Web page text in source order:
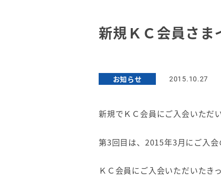
新規ＫＣ会員さ
お知らせ 2015.10.27
新規でＫＣ会員にご入会いただ
第3回目は、2015年3月にご入
ＫＣ会員にご入会いただいたき